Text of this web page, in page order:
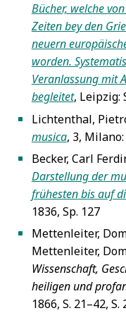
Bücher, welche
Zeiten bey den
neuern
worden.
Veranlassung mit
begleitet, Leipzig:
5 Lichtenthal,
musica, 3, Milano:
5 Becker, Carl
Darstellung der
frühesten bis auf
1836, Sp. 127
5 Mettenleiter,
Mettenleiter,
Wissenschaft,
heiligen und
1866, S. 21–42, S.